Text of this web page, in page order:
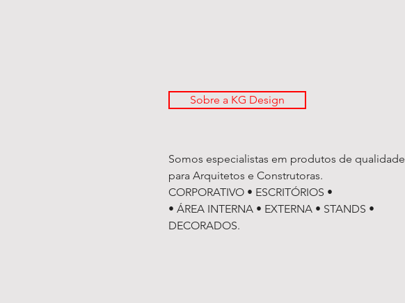
Sobre a KG Design
Somos especialistas em produtos de qualidade
para Arquitetos e Construtoras.
CORPORATIVO • ESCRITÓRIOS •
• ÁREA INTERNA • EXTERNA • STANDS •
DECORADOS.